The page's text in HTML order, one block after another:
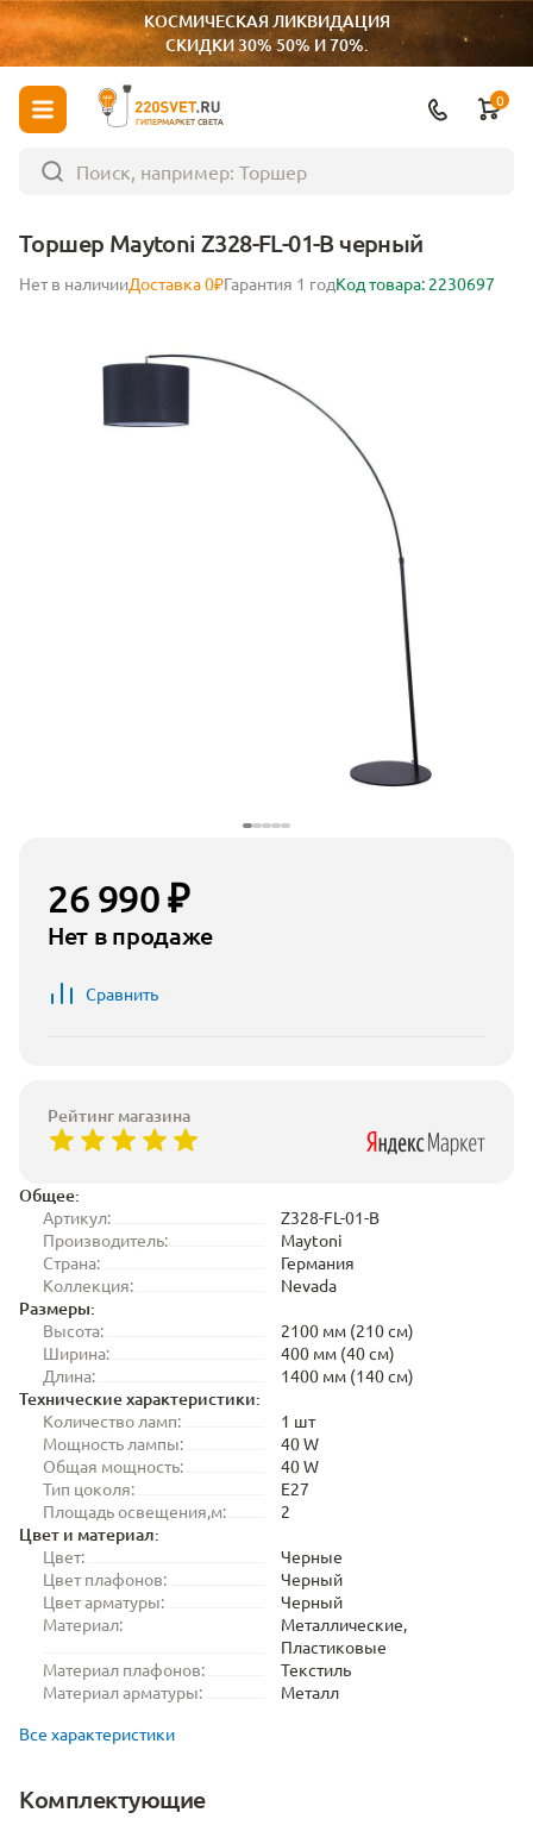
КОСМИЧЕСКАЯ ЛИКВИДАЦИЯ
СКИДКИ 30% 50% И 70%.
ГИПЕРМАРКЕТ СВЕТА
0
Торшер Maytoni Z328-FL-01-B черный
Нет в наличииДоставка 0₽Гарантия 1 годКод товара: 2230697
Общее:
Артикул:
Z328-FL-01-B
Производитель:
Maytoni
Страна:
Германия
Коллекция:
Nevada
Размеры:
Высота:
2100 мм (210 см)
Ширина:
400 мм (40 см)
Длина:
1400 мм (140 см)
Технические характеристики:
Количество ламп:
1 шт
Мощность лампы:
40 W
Общая мощность:
40 W
Тип цоколя:
E27
Площадь освещения,м:
2
Цвет и материал:
Цвет:
Черные
Цвет плафонов:
Черный
Цвет арматуры:
Черный
Материал:
Металлические,
Пластиковые
Материал плафонов:
Текстиль
Материал арматуры:
Металл
Все характеристики
Комплектующие
26 990 ₽
Нет в продаже
Сравнить
Рейтинг магазина